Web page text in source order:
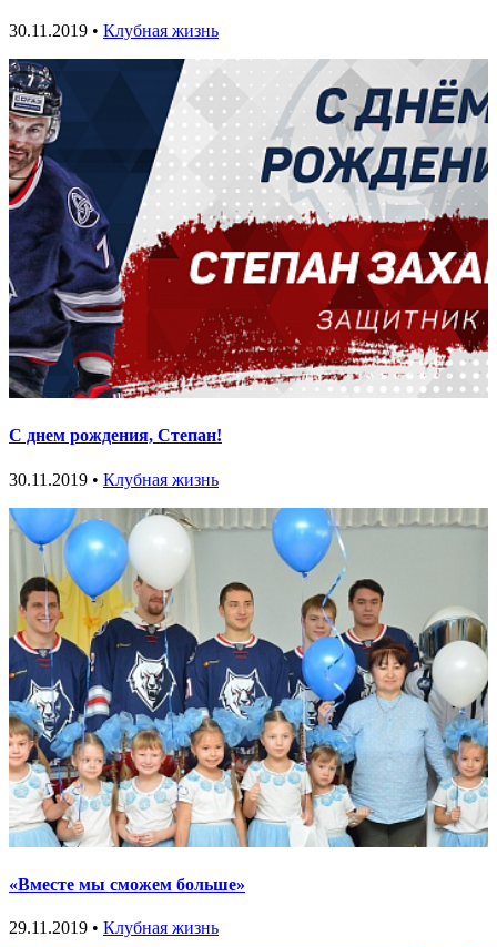
30.11.2019 • Клубная жизнь
С днем рождения, Степан!
30.11.2019 • Клубная жизнь
«Вместе мы сможем больше»
29.11.2019 • Клубная жизнь